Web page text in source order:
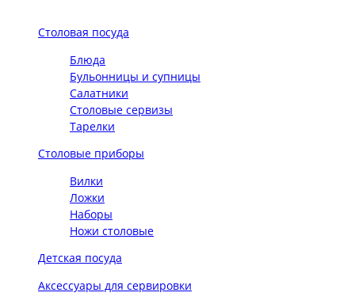
Столовая посуда
Блюда
Бульонницы и супницы
Салатники
Столовые сервизы
Тарелки
Столовые приборы
Вилки
Ложки
Наборы
Ножи столовые
Детская посуда
Аксессуары для сервировки